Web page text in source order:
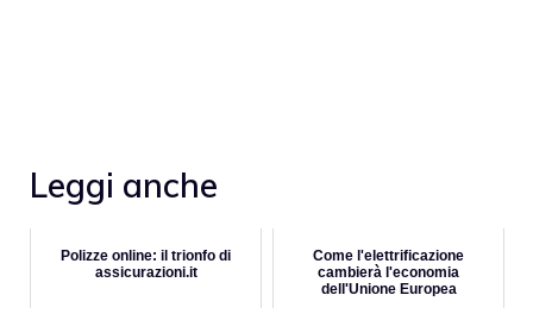
Leggi anche
Polizze online: il trionfo di
assicurazioni.it
Come l'elettrificazione
cambierà l'economia
dell'Unione Europea